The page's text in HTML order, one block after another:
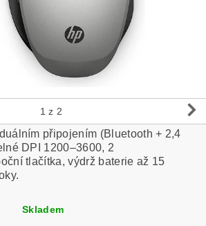
1 z 2
připojením (Bluetooth + 2,4
DPI 1200–3600, 2
tlačítka, výdrž baterie až 15
Skladem